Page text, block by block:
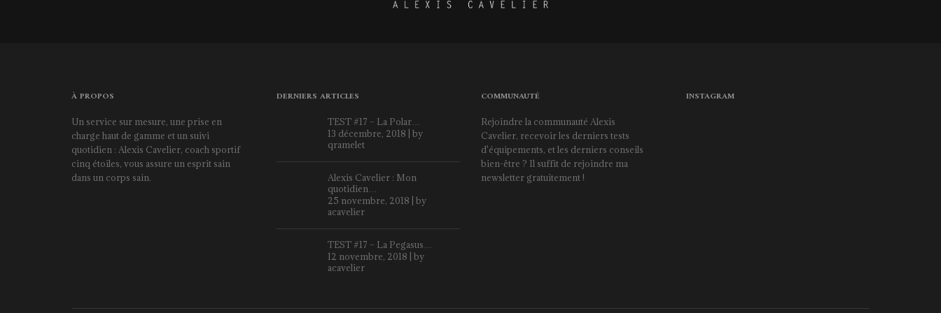
À PROPOS
Un service sur mesure, une prise en
charge haut de gamme et un suivi
quotidien : Alexis Cavelier, coach sportif
cinq étoiles, vous assure un esprit sain
dans un corps sain.
DERNIERS ARTICLES
TEST #17 – La Polar…
13 décembre, 2018 | by
qramelet
Alexis Cavelier : Mon
quotidien…
25 novembre, 2018 | by
acavelier
TEST #17 – La Pegasus…
12 novembre, 2018 | by
acavelier
COMMUNAUTÉ
Rejoindre la communauté Alexis
Cavelier, recevoir les derniers tests
d'équipements, et les derniers conseils
bien-être ? Il suffit de rejoindre ma
newsletter gratuitement !
INSTAGRAM